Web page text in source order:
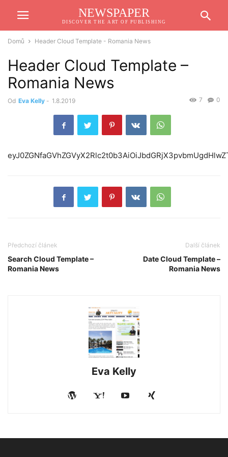
NEWSPAPER
DISCOVER THE ART OF PUBLISHING
Domů Header Cloud Template - Romania News
Header Cloud Template –
Romania News
Od Eva Kelly - 1.8.2019 0
7
Předchozí článek
Search Cloud Template –
Romania News
Další článek
Date Cloud Template –
Romania News
Eva Kelly